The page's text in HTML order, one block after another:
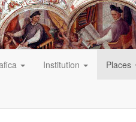
Institution Places